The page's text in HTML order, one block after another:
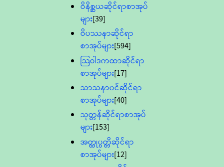
ဝိနိစ္ဆယဆိုင်ရာစာအုပ်
များ[39]
ဝိပဿနာဆိုင်ရာ
စာအုပ်များ[594]
သြဝါဒကထာဆိုင်ရာ
စာအုပ်များ[17]
သာသနာ၀င်ဆိုင်ရာ
စာအုပ်များ[40]
သုတ္တန်ဆိုင်ရာစာအုပ်
များ[153]
အတ္ထုပ္ပတ္တိဆိုင်ရာ
စာအုပ်များ[12]